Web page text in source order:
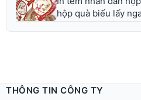
hộp quà biếu lấy
THÔNG TIN CÔNG TY